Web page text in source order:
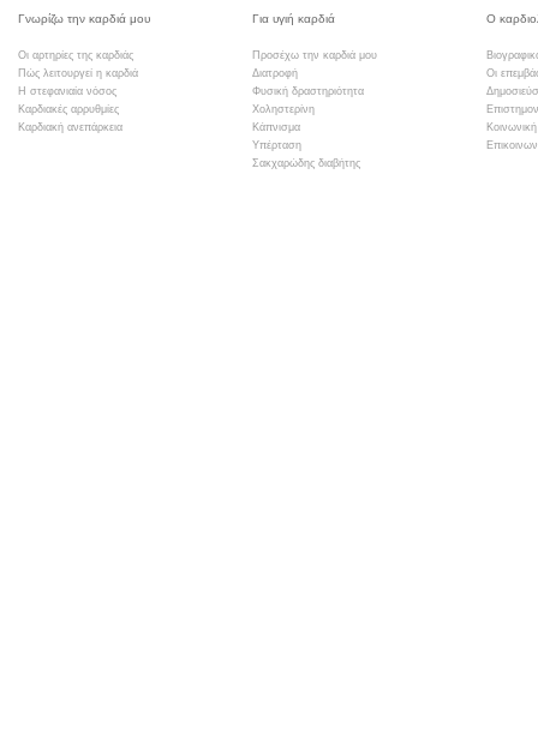
Γνωρίζω την καρδιά μου
Οι αρτηρίες της καρδιάς
Πώς λειτουργεί η καρδιά
Η στεφανιαία νόσος
Καρδιακές αρρυθμίες
Καρδιακή ανεπάρκεια
Για υγιή καρδιά
Προσέχω την καρδιά μου
Διατροφή
Φυσική δραστηριότητα
Χοληστερίνη
Κάπνισμα
Υπέρταση
Σακχαρώδης διαβήτης
Ο
Οι